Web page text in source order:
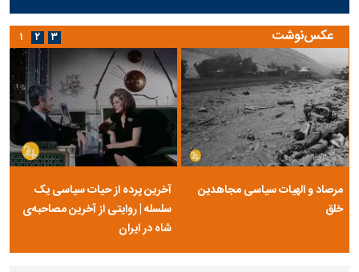
عکس‌نوشت
مرصاد و الهیات سیاسی مجاهدین
خلق
آخرین پرده از حیات سیاسی یک
سلسله | روایتی از آخرین مصاحبه‌ی
شاه در ایران
۱ ۲ ۳